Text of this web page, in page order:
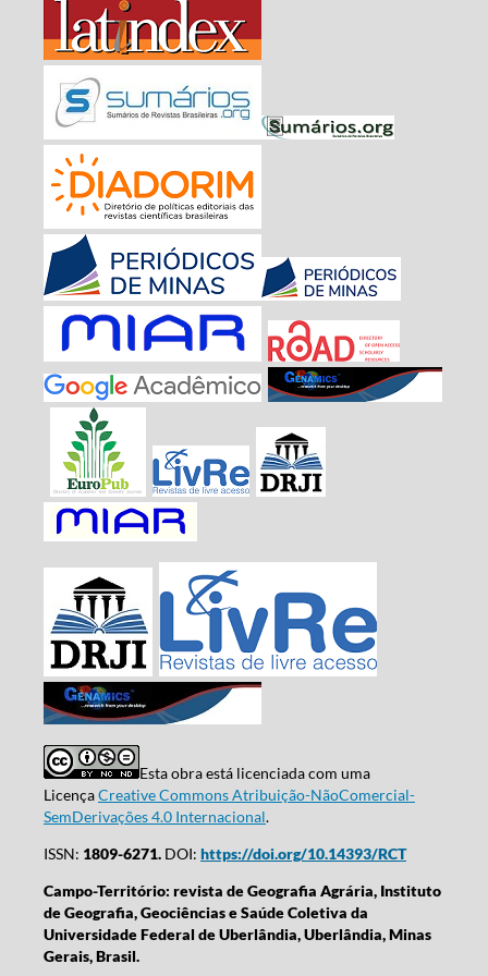
Esta obra está licenciada com uma
LicençaCreative Commons Atribuição-NãoComercial-
SemDerivações 4.0 Internacional.
ISSN: 1809-6271.DOI: https://doi.org/10.14393/RCT
Campo-Território: revista de Geografia Agrária, Instituto
de Geografia, Geociências e Saúde Coletiva da
Universidade Federal de Uberlândia, Uberlândia, Minas
Gerais, Brasil.